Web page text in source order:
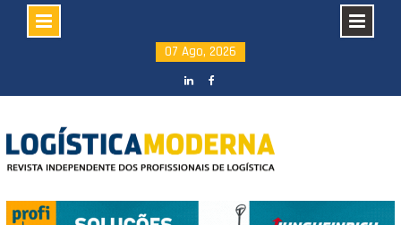
content
07 Ago, 2026